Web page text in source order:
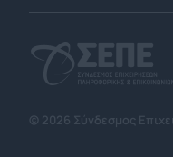
© 2026 Σύνδεσμος